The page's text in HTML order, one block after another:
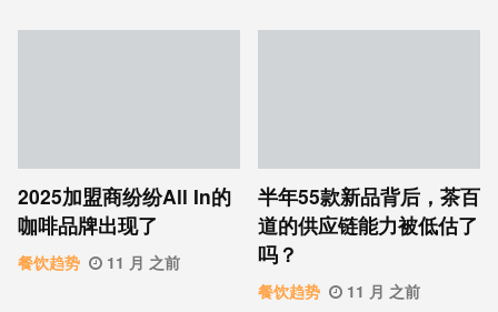
2025加盟商纷纷All In的
咖啡品牌出现了
餐饮趋势 11 月 之前
半年55款新品背后，茶百
道的供应链能力被低估了
吗？
餐饮趋势 11 月 之前